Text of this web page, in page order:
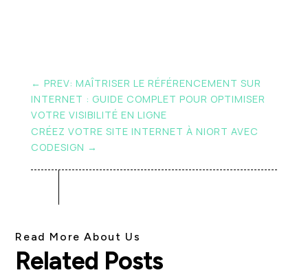
← PREV: MAÎTRISER LE RÉFÉRENCEMENT SUR
INTERNET : GUIDE COMPLET POUR OPTIMISER
VOTRE VISIBILITÉ EN LIGNE
CRÉEZ VOTRE SITE INTERNET À NIORT AVEC
CODESIGN →
Read More About Us
Related Posts